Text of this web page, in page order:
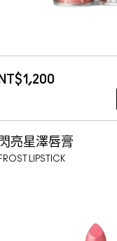
NT$1,200
51 OPULENCE
55 FRUITFUL 短
閃亮星澤唇膏
FROST LIPSTICK